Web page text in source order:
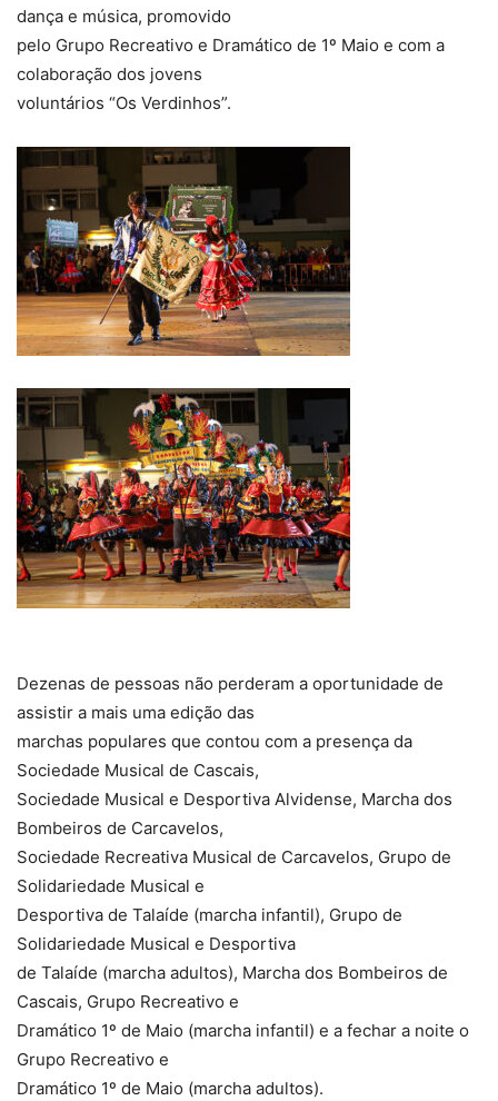
dança e música, promovido
pelo Grupo Recreativo e Dramático de 1º Maio e com a
colaboração dos jovens
voluntários “Os Verdinhos”.
Dezenas de pessoas não perderam a oportunidade de
assistir a mais uma edição das
marchas populares que contou com a presença da
Sociedade Musical de Cascais,
Sociedade Musical e Desportiva Alvidense, Marcha dos
Bombeiros de Carcavelos,
Sociedade Recreativa Musical de Carcavelos, Grupo de
Solidariedade Musical e
Desportiva de Talaíde (marcha infantil), Grupo de
Solidariedade Musical e Desportiva
de Talaíde (marcha adultos), Marcha dos Bombeiros de
Cascais, Grupo Recreativo e
Dramático 1º de Maio (marcha infantil) e a fechar a noite o
Grupo Recreativo e
Dramático 1º de Maio (marcha adultos).